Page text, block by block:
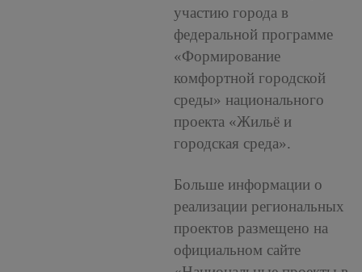
участию города в
федеральной программе
«Формирование
комфортной городской
среды» национального
проекта «Жильё и
городская среда».
Больше информации о
реализации региональных
проектов размещено на
официальном сайте